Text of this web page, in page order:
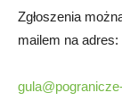
Zgłoszenia
mailem na adres: